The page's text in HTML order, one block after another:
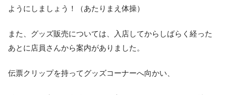
ようにしましょう！（あたりまえ体操）
また、グッズ販売については、入店してからしばらく経った
あとに店員さんから案内がありました。
伝票クリップを持ってグッズコーナーへ向かい、